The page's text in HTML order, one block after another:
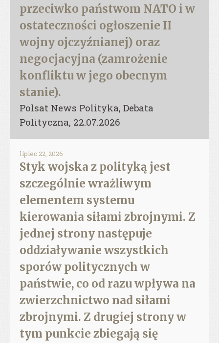
przeciwko państwom NATO i w
ostateczności ogłoszenie II
wojny ojczyźnianej) oraz
negocjacyjna (zamrożenie
konfliktu w jego obecnym
stanie).
Polsat News Polityka, Debata
Polityczna, 22.07.2026
lipiec 22, 2026
Styk wojska z polityką jest
szczególnie wrażliwym
elementem systemu
kierowania siłami zbrojnymi. Z
jednej strony następuje
oddziaływanie wszystkich
sporów politycznych w
państwie, co od razu wpływa na
zwierzchnictwo nad siłami
zbrojnymi. Z drugiej strony w
tym punkcie zbiegają się